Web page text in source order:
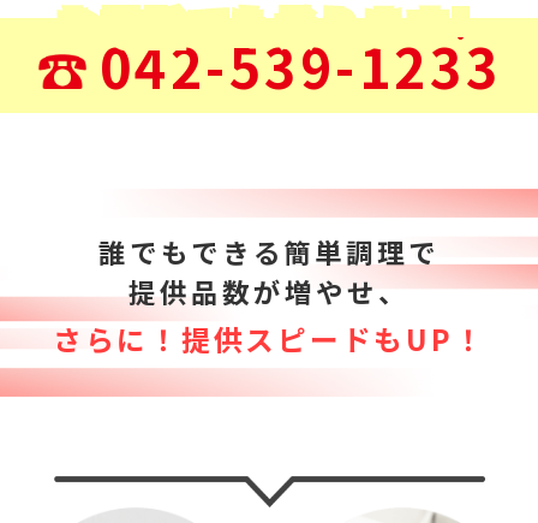
お電話でも承ります!
042-539-1233
誰でもできる簡単調理で
提供品数が増やせ、
さらに！提供スピードもUP！